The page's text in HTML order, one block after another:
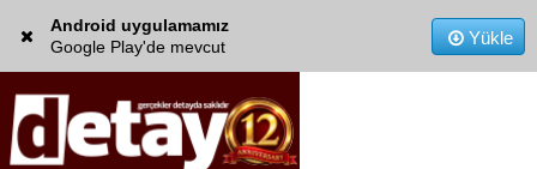
Android uygulamamız
Google Play'de mevcut
Yükle